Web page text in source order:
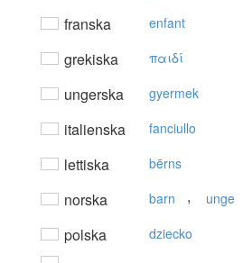
franska enfant
grekiska παιδί
ungerska gyermek
italienska fanciullo
lettiska bērns
norska barn , unge
polska dziecko